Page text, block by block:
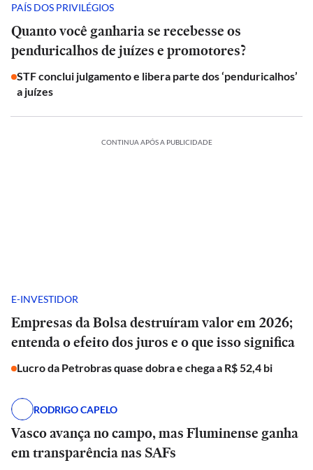
PAÍS DOS PRIVILÉGIOS
Quanto você ganharia se recebesse os
penduricalhos de juízes e promotores?
STF conclui julgamento e libera parte dos ‘penduricalhos’
a juízes
CONTINUA APÓS A PUBLICIDADE
E-INVESTIDOR
Empresas da Bolsa destruíram valor em 2026;
entenda o efeito dos juros e o que isso significa
Lucro da Petrobras quase dobra e chega a R$ 52,4 bi
RODRIGO CAPELO
Vasco avança no campo, mas Fluminense ganha
em transparência nas SAFs